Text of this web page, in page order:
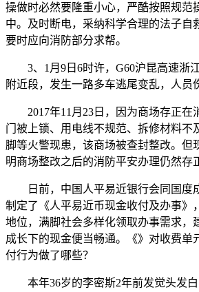
操做时必然要隆重小心，严酷按照规范
中。及时断电，采纳科学合理的法子自
要时应向消防部分求帮。
3、1月9日6时许，G60沪昆高速浙
附近段，发生一路多车逃尾变乱，人员
2017年11月23日，因为商场存正在
门被上锁、用电线不规范、拆修材料不
脚等火警现患，该商场被查封整改。但
明商场整改之后的消防平安办理仍然存
日前，中国人平易近银行会同国度
制定了《人平易近币现金收付及办事》
地位，满脚社会多样化领取办事需求，
成长下的现金便当畅通。《》对收费单
付行为做了哪些？
本年36岁的李密斯2年前发觉头发白